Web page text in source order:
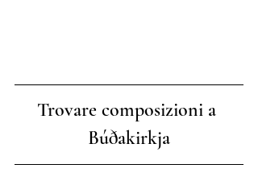
Trovare composizioni a
Búðakirkja